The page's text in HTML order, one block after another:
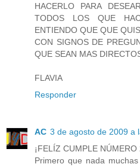
HACERLO PARA
TODOS LOS QUE
ENTIENDO QUE QUE
CON SIGNOS DE
QUE SEAN MAS
FLAVIA
Responder
AC 3 de agosto de 2009 a
¡FELÍZ CUMPLE
Primero que nada